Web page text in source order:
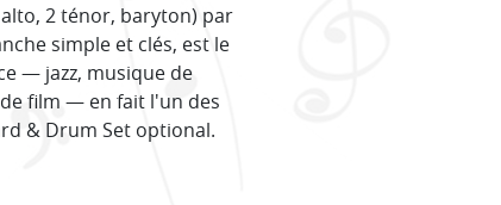
2 ténor, baryton) par
simple et clés, est le
— jazz, musique de
film — en fait l'un des
& Drum Set optional.